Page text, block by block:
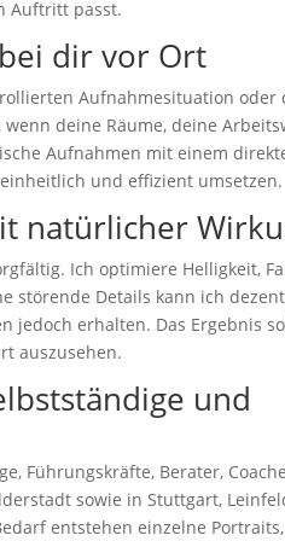
Auftritt passt.
dir vor Ort
Aufnahmesituation oder
deine Räume, deine
Aufnahmen mit einem
und effizient umsetzen.
natürlicher
Ich optimiere Helligkeit,
störende Details kann ich
jedoch erhalten. Das Ergebnis
auszusehen.
und
Führungskräfte, Berater,
sowie in Stuttgart,
entstehen einzelne